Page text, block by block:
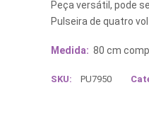
Peça versátil, pode
Pulseira de quatro
Medida: 80 cm
SKU: PU7950